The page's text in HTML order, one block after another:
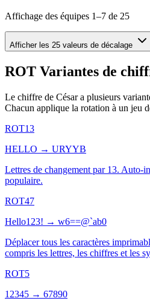
Affichage des équipes 1–7 de 25
Afficher les 25 valeurs de décalage
ROT Variantes de
Le chiffre de César a plusieurs
Chacun applique la rotation à un jeu
ROT13
HELLO → URYYB
Lettres de changement par 13. Auto-
populaire.
ROT47
Hello123! → w6==@`ab0
Déplacer tous les caractères
compris les lettres, les chiffres et les
ROT5
12345 → 67890